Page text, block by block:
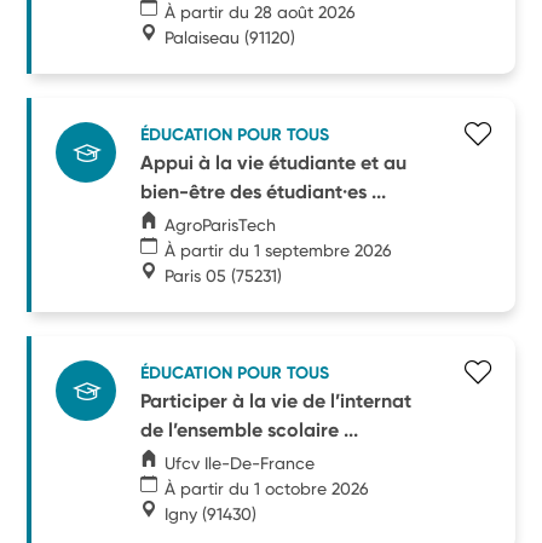
À partir du 28 août 2026
Palaiseau (91120)
ÉDUCATION POUR TOUS
Appui à la vie étudiante et au
bien-être des étudiant·es ...
AgroParisTech
À partir du 1 septembre 2026
Paris 05 (75231)
ÉDUCATION POUR TOUS
Participer à la vie de l’internat
de l’ensemble scolaire ...
Ufcv Ile-De-France
À partir du 1 octobre 2026
Igny (91430)